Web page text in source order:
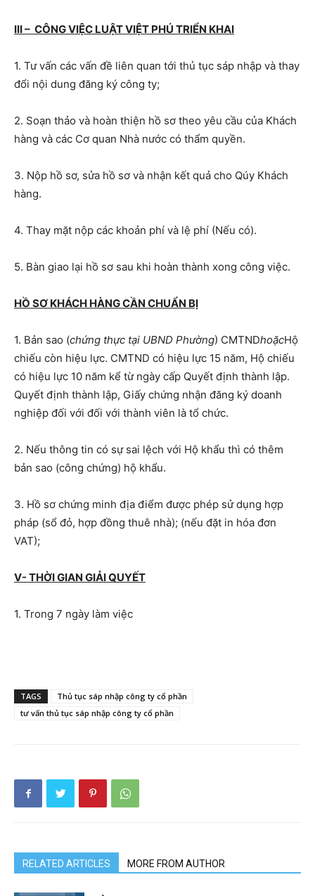
III – CÔNG VIỆC LUẬT VIỆT PHÚ TRIỂN KHAI
1. Tư vấn các vấn đề liên quan tới thủ tục sáp nhập và thay
đổi nội dung đăng ký công ty;
2. Soạn thảo và hoàn thiện hồ sơ theo yêu cầu của Khách
hàng và các Cơ quan Nhà nước có thẩm quyền.
3. Nộp hồ sơ, sửa hồ sơ và nhận kết quả cho Qúy Khách
hàng.
4. Thay mặt nộp các khoản phí và lệ phí (Nếu có).
5. Bàn giao lại hồ sơ sau khi hoàn thành xong công việc.
HỒ SƠ KHÁCH HÀNG CẦN CHUẨN BỊ
1. Bản sao (chứng thực tại UBND Phường) CMTNDhoặcHộ
chiếu còn hiệu lực. CMTND có hiệu lực 15 năm, Hộ chiếu
có hiệu lực 10 năm kể từ ngày cấp Quyết định thành lập.
Quyết định thành lập, Giấy chứng nhận đăng ký doanh
nghiệp đối với đối với thành viên là tổ chức.
2. Nếu thông tin có sự sai lệch với Hộ khẩu thì có thêm
bản sao (công chứng) hộ khẩu.
3. Hồ sơ chứng minh địa điểm được phép sử dụng hợp
pháp (sổ đỏ, hợp đồng thuê nhà); (nếu đặt in hóa đơn
VAT);
V- THỜI GIAN GIẢI QUYẾT
1. Trong 7 ngày làm việc
TAGS
Thủ tục sáp nhập công ty cổ phần
tư vấn thủ tục sáp nhập công ty cổ phần
RELATED ARTICLES MORE FROM AUTHOR